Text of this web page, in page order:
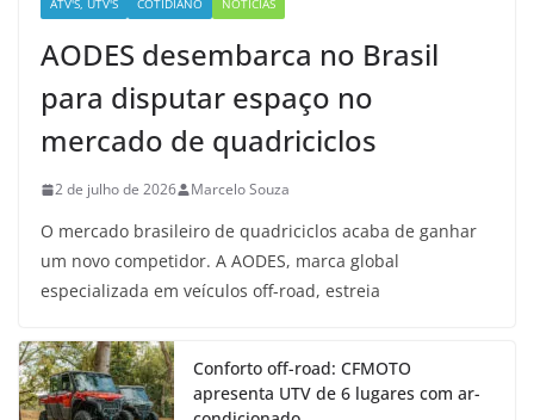
ATV'S, UTV'S COTIDIANO NOTÍCIAS
AODES desembarca no Brasil
para disputar espaço no
mercado de quadriciclos
2 de julho de 2026 Marcelo Souza
O mercado brasileiro de quadriciclos acaba de ganhar
um novo competidor. A AODES, marca global
especializada em veículos off-road, estreia
Conforto off-road: CFMOTO
apresenta UTV de 6 lugares com ar-